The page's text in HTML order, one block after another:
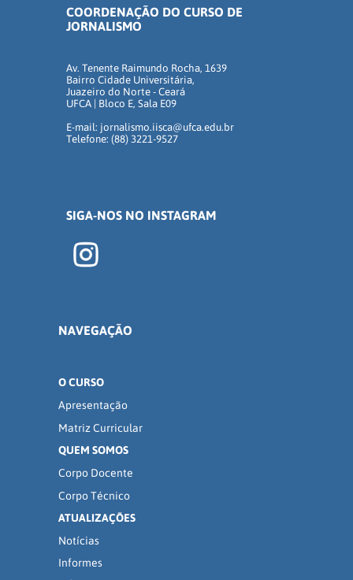
COORDENAÇÃO DO CURSO DE
JORNALISMO
Av. Tenente Raimundo Rocha, 1639
Bairro Cidade Universitária,
Juazeiro do Norte - Ceará
UFCA | Bloco E, Sala E09
E-mail: jornalismo.iisca@ufca.edu.br
Telefone: (88) 3221-9527
SIGA-NOS NO INSTAGRAM
NAVEGAÇÃO
O CURSO
Apresentação
Matriz Curricular
QUEM SOMOS
Corpo Docente
Corpo Técnico
ATUALIZAÇÕES
Notícias
Informes